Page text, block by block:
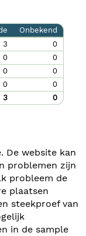
Onbekend
3
0
0
0
0
0
0
0
3 0
De website kan
problemen zijn
probleem de
plaatsen
steekproef van
in de sample